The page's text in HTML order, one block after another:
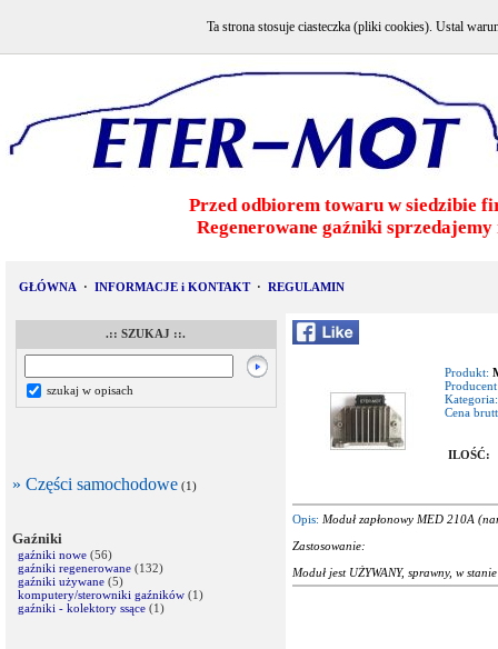
Przed odbiorem towaru w siedzibie
Regenerowane gaźniki
GŁÓWNA · INFORMACJE i KONTAKT · REGULAMIN
.:: SZUKAJ ::.
szukaj w opisach
» Części samochodowe (1)
Gaźniki
gaźniki nowe (56)
gaźniki regenerowane (132)
gaźniki używane (5)
komputery/sterowniki gaźników (1)
gaźniki - kolektory ssące (1)
Produkt:
Kategoria:
Cena
ILOŚĆ:
Opis: Moduł zapłonowy MED 210A
Zastosowanie:
Moduł jest UŻYWANY, sprawny, w
Ta strona stosuje ciasteczka (pliki cookies). Ustal